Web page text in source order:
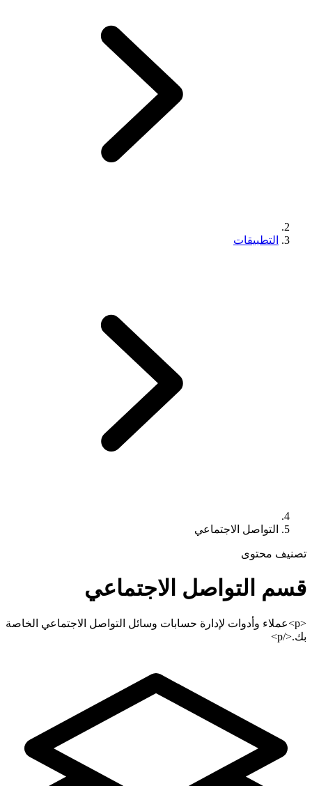
التطبيقات
التواصل الاجتماعي
تصنيف محتوى
قسم التواصل الاجتماعي
<p>عملاء وأدوات لإدارة حسابات وسائل التواصل الاجتماعي الخاصة
بك.</p>